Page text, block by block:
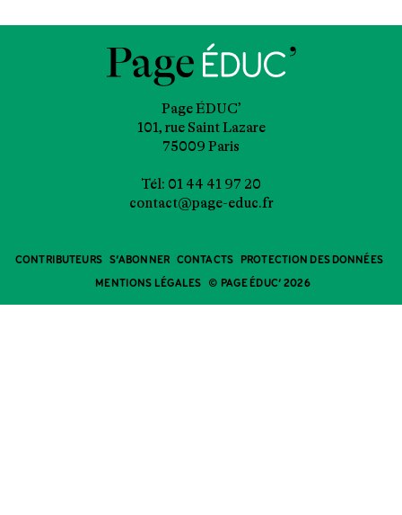
Page ÉDUC’
101, rue Saint Lazare
75009 Paris
Tél: 01 44 41 97 20
contact@page-educ.fr
CONTRIBUTEURS S’ABONNER CONTACTS
PROTECTION DES DONNÉES
MENTIONS LÉGALES
© PAGE ÉDUC’ 2026